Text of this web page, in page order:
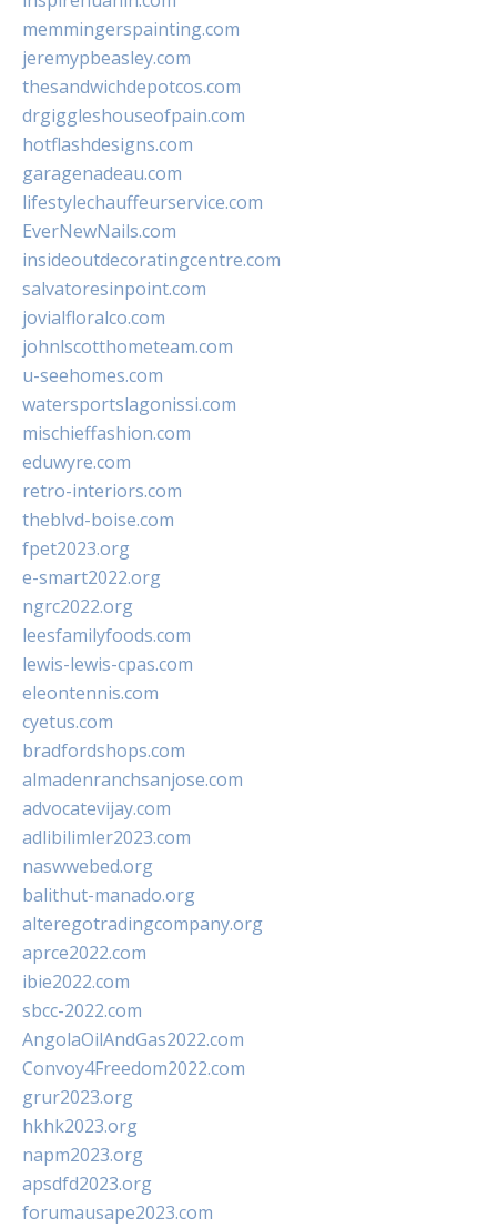
memmingerspainting.com
jeremypbeasley.com
thesandwichdepotcos.com
drgiggleshouseofpain.com
hotflashdesigns.com
garagenadeau.com
lifestylechauffeurservice.com
EverNewNails.com
insideoutdecoratingcentre.com
salvatoresinpoint.com
jovialfloralco.com
johnlscotthometeam.com
u-seehomes.com
watersportslagonissi.com
mischieffashion.com
eduwyre.com
retro-interiors.com
theblvd-boise.com
fpet2023.org
e-smart2022.org
ngrc2022.org
leesfamilyfoods.com
lewis-lewis-cpas.com
eleontennis.com
cyetus.com
bradfordshops.com
almadenranchsanjose.com
advocatevijay.com
adlibilimler2023.com
naswwebed.org
balithut-manado.org
alteregotradingcompany.org
aprce2022.com
ibie2022.com
sbcc-2022.com
AngolaOilAndGas2022.com
Convoy4Freedom2022.com
grur2023.org
hkhk2023.org
napm2023.org
apsdfd2023.org
forumausape2023.com